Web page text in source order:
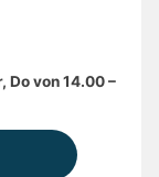
Do von 14.00 –